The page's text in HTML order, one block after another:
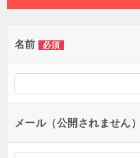
ビ
ゲ
名前 必須
メール（公開されません）